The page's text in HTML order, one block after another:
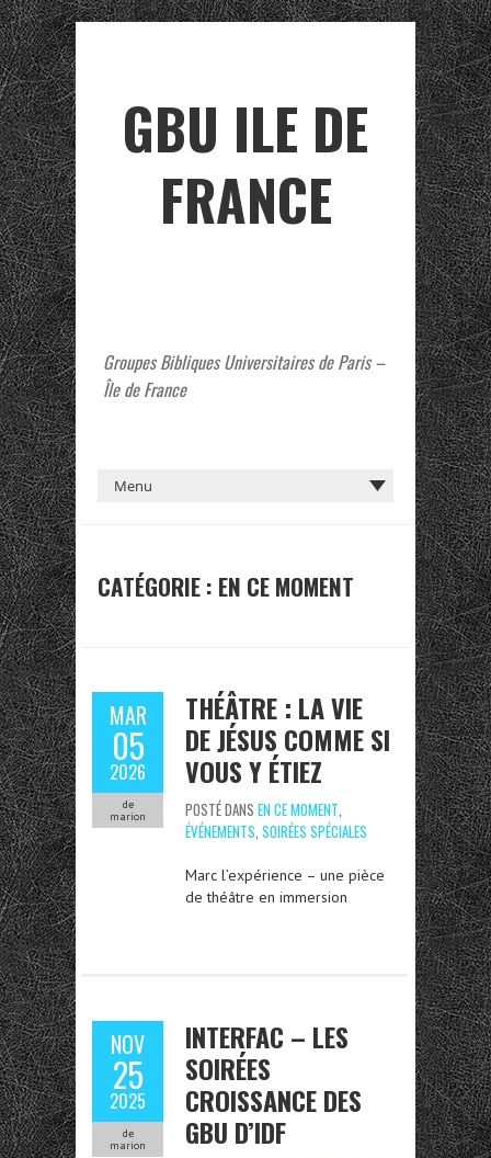
GBU ILE DE
FRANCE
Groupes Bibliques Universitaires de Paris –
Île de France
CATÉGORIE : EN CE MOMENT
MAR
05
2026
de
marion
THÉÂTRE : LA VIE
DE JÉSUS COMME SI
VOUS Y ÉTIEZ
POSTÉ DANS EN CE MOMENT,
ÉVÉNEMENTS, SOIRÉES SPÉCIALES
Marc l’expérience – une pièce
de théâtre en immersion
NOV
25
2025
de
marion
INTERFAC – LES
SOIRÉES
CROISSANCE DES
GBU D’IDF